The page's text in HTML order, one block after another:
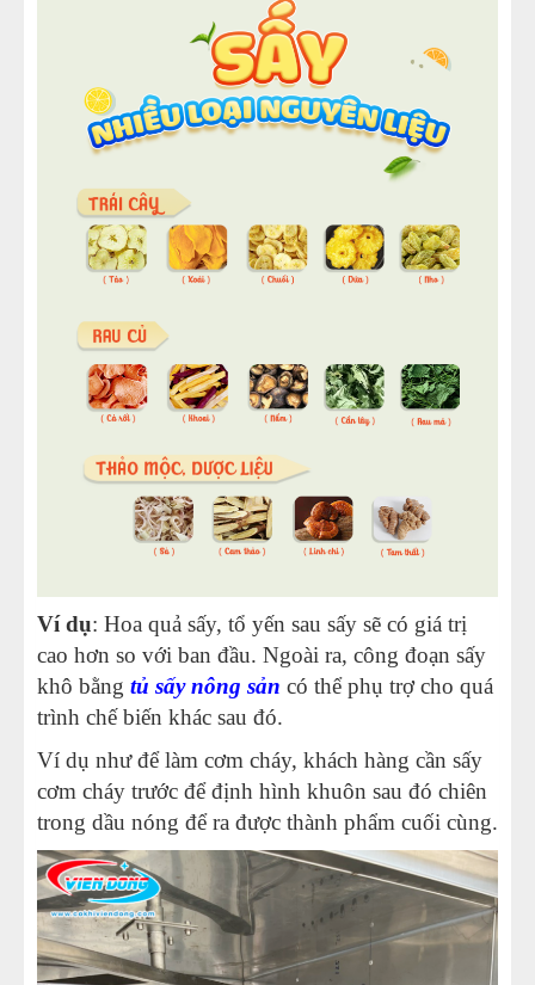
Ví dụ: Hoa quả sấy, tổ yến sau sấy sẽ có giá trị
cao hơn so với ban đầu. Ngoài ra, công đoạn sấy
khô bằng tủ sấy nông sản có thể phụ trợ cho quá
trình chế biến khác sau đó.
Ví dụ như để làm cơm cháy, khách hàng cần sấy
cơm cháy trước để định hình khuôn sau đó chiên
trong dầu nóng để ra được thành phẩm cuối cùng.